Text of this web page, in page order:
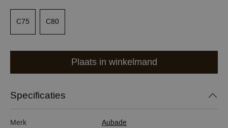
C75 C80
Plaats in winkelmand
Specificaties
Merk
Aubade